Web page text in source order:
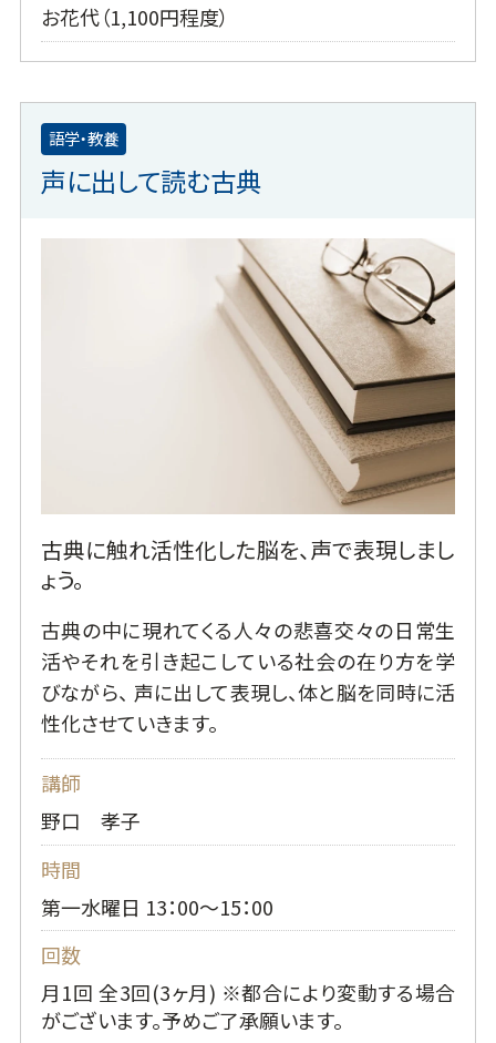
お花代（1,100円程度）
声に出して読む古典
語学・教養
古典に触れ活性化した脳を、声で表現しまし
ょう。
古典の中に現れてくる人々の悲喜交々の日常生
活やそれを引き起こしている社会の在り方を学
びながら、 声に出して表現し、体と脳を同時に活
性化させていきます。
講師
野口 孝子
時間
第一水曜日 13：00～15：00
回数
月1回 全3回(3ヶ月) ※都合により変動する場合
がございます。予めご了承願います。